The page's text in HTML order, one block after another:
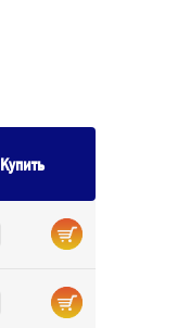
Купить